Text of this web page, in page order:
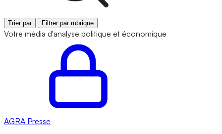
Trier par Filtrer par rubrique
Votre média d'analyse politique et économique
AGRA Presse